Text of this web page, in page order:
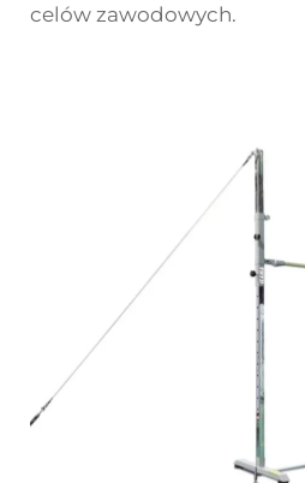
celów zawodowych.